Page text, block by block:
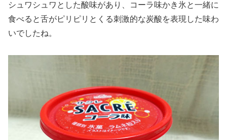
シュワシュワとした酸味があり、コーラ味かき氷と一緒に
食べると舌がピリピリとくる刺激的な炭酸を表現した味わ
いでしたね。